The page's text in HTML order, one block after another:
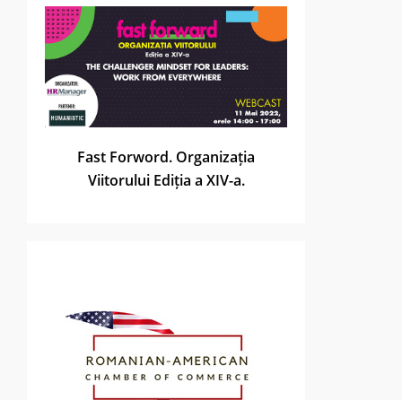
Fast Forword. Organizația
Viitorului Ediția a XIV-a.